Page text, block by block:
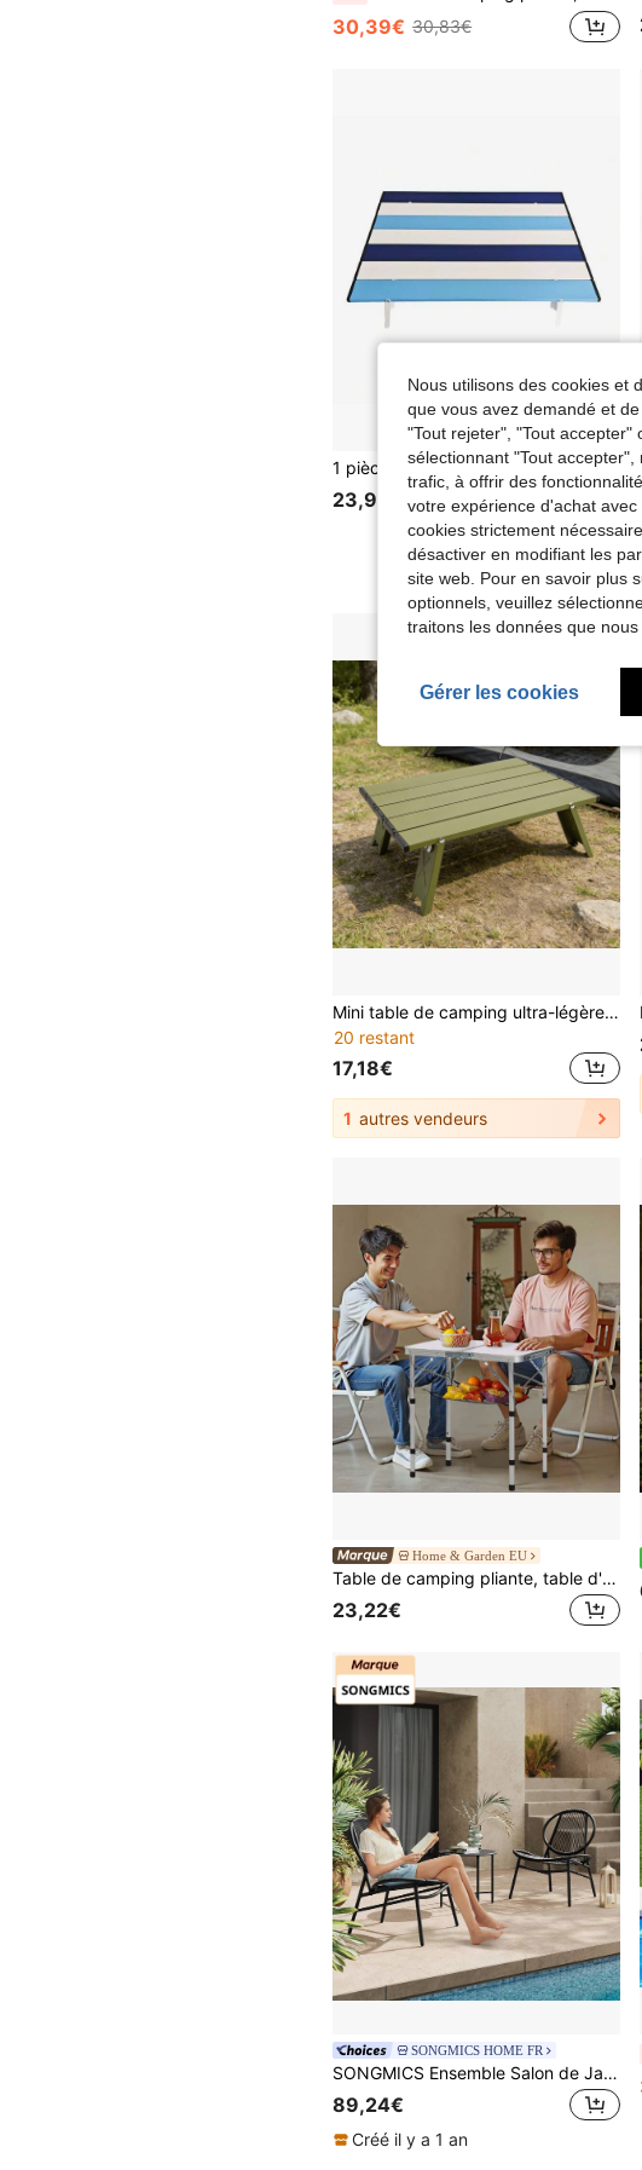
30,39€ 30,83€
1 pièce Table mini pliable et portable, grand bureau d'ordinateur de lit de dortoir en alliage d'aluminium de 55 cm, table de thé pour balcon de location, sans montage requis, poids léger 800 g
23,91€
Mini table de camping ultra-légère en alliage d'aluminium portable, table pliante enroulable pour le camping, le pique-nique et le barbecue
20 restant
17,18€
1 autres vendeurs
Home & Garden EU
Table de camping pliante, table d'appoint portable à hauteur réglable, table de plage en aluminium et MDF avec couche en filet, poignée de transport, légère et compacte pour pique-nique, barbecue et cuisine en plein air, 24x16 po, argent
23,22€
SONGMICS HOME FR
SONGMICS Ensemble Salon de Jardin, 3 Pièces, Chaises Acapulco, Salon d Extérieur, Table d Appoint et 2 Chaises, Ensemble de Mobilier d Intérieur et d Extérieur, Balcon, Noir d'encre
89,24€
Créé il y a 1 an
Nous utilisons des cookies et
que vous avez demandé et
"Tout rejeter", "Tout
sélectionnant "Tout
trafic, à offrir des
votre expérience d'achat
cookies strictement
désactiver en modifiant les
site web. Pour en savoir plus
optionnels, veuillez
traitons les données que nous
Gérer les cookies